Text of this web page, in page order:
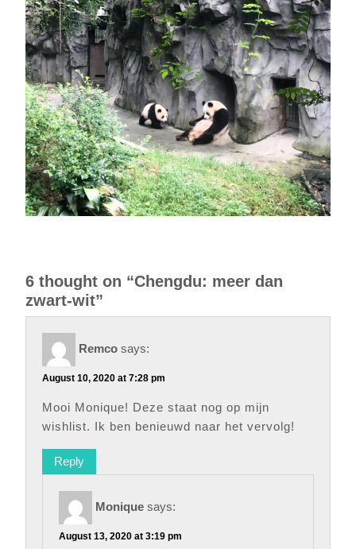
6 thought on “Chengdu: meer dan
zwart-wit”
Remco says:
August 10, 2020 at 7:28 pm
Mooi Monique! Deze staat nog op mijn
wishlist. Ik ben benieuwd naar het vervolg!
Reply
Monique says:
August 13, 2020 at 3:19 pm